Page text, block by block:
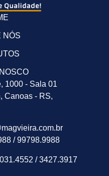
NÓS
1000 - Sala 01
Canoas - RS,
/ 99798.9988
/ 3427.3917